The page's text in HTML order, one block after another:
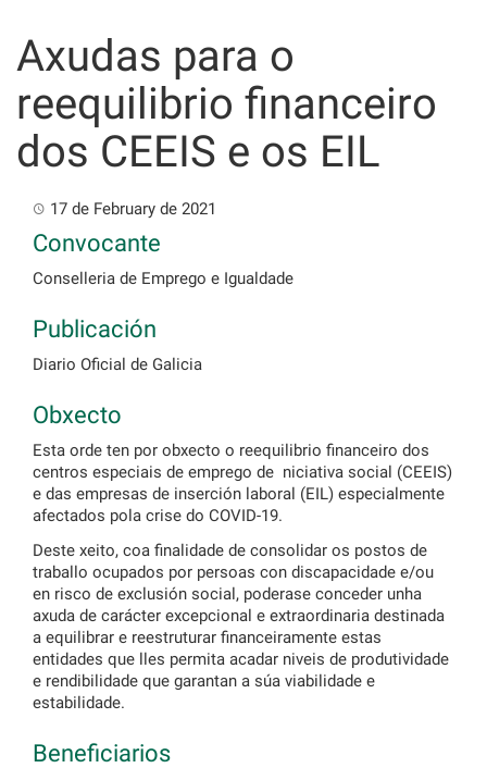
content
Axudas para o
reequilibrio financeiro
dos CEEIS e os EIL
17 de February de 2021
Convocante
Conselleria de Emprego e Igualdade
Publicación
Diario Oficial de Galicia
Obxecto
Esta orde ten por obxecto o reequilibrio financeiro dos
centros especiais de emprego de niciativa social (CEEIS)
e das empresas de inserción laboral (EIL) especialmente
afectados pola crise do COVID-19.
Deste xeito, coa finalidade de consolidar os postos de
traballo ocupados por persoas con discapacidade e/ou
en risco de exclusión social, poderase conceder unha
axuda de carácter excepcional e extraordinaria destinada
a equilibrar e reestruturar financeiramente estas
entidades que lles permita acadar niveis de produtividade
e rendibilidade que garantan a súa viabilidade e
estabilidade.
Beneficiarios